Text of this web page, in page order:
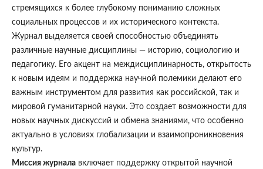
стремящихся к более глубокому пониманию сложных
социальных процессов и их исторического контекста.
Журнал выделяется своей способностью объединять
различные научные дисциплины — историю, социологию и
педагогику. Его акцент на междисциплинарность, открытость
к новым идеям и поддержка научной полемики делают его
важным инструментом для развития как российской, так и
мировой гуманитарной науки. Это создает возможности для
новых научных дискуссий и обмена знаниями, что особенно
актуально в условиях глобализации и взаимопроникновения
культур.
Миссия журналавключает поддержку открытой научной